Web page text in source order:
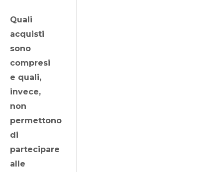
Quali
acquisti
sono
compresi
e quali,
invece,
non
permettono
di
partecipare
alle